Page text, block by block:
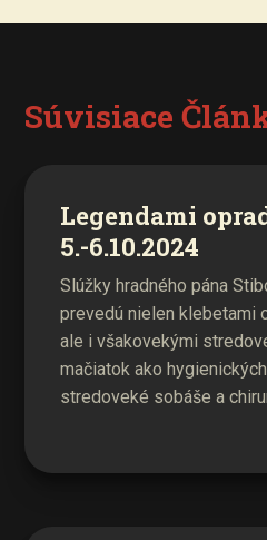
Súvisiace
Legendami
5.-6.10.2024
Slúžky hradného pána
prevedú nielen klebetami
ale i všakovekými
mačiatok ako
stredoveké sobáše a